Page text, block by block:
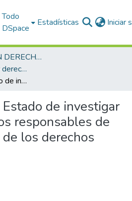
Todo
DSpace
Estadísticas Iniciar
GLOSARIOS EN DERECHOS HUMANOS
Glosario de Género y derechos humanos
Obligación del Estado de investigar y sancionar a los responsables de las violaciones de los derechos humanos
de investigar
responsables de
los derechos